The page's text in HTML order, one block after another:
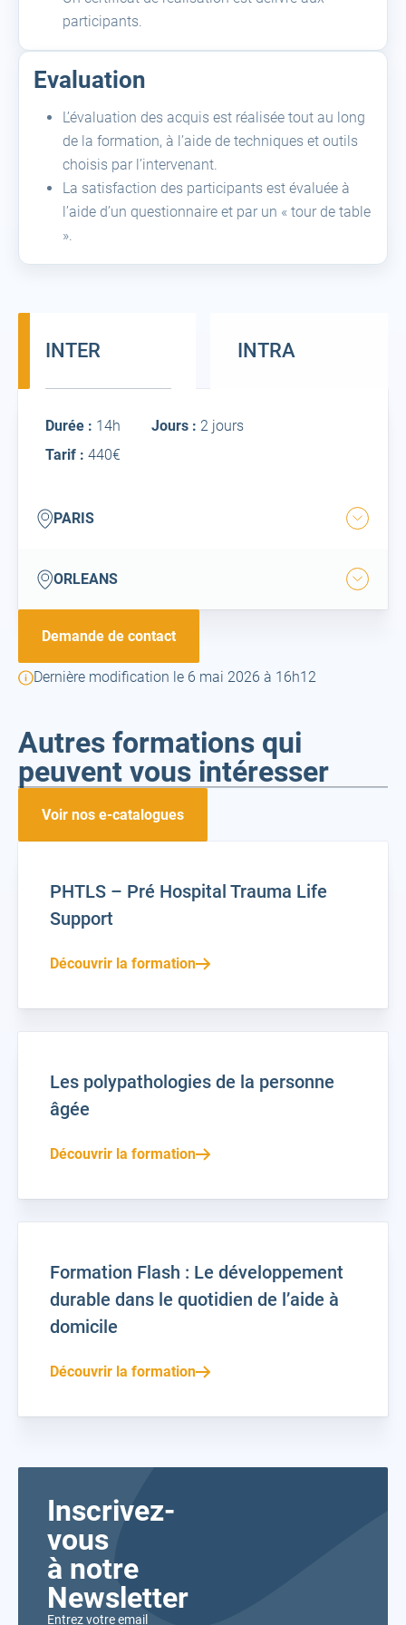
participants.
Evaluation
L’évaluation des acquis est réalisée tout au long
de la formation, à l’aide de techniques et outils
choisis par l’intervenant.
La satisfaction des participants est évaluée à
l’aide d’un questionnaire et par un « tour de table
».
INTER INTRA
InterDurée : 14h Jours : 2 jours
Tarif : 440€
parisPARIS
Ouvrir
orleans
ORLEANS
Ouvrir
Demande de contact
Dernière modification le 6 mai 2026 à 16h12
Autres formations qui
peuvent vous intéresser
Voir nos e-catalogues
PHTLS – Pré Hospital Trauma Life
Support
Découvrir la formation
Les polypathologies de la personne
âgée
Découvrir la formation
Formation Flash : Le développement
durable dans le quotidien de l’aide à
domicile
Découvrir la formation
Inscrivez-
vous
à notre
Newsletter
Entrez votre email